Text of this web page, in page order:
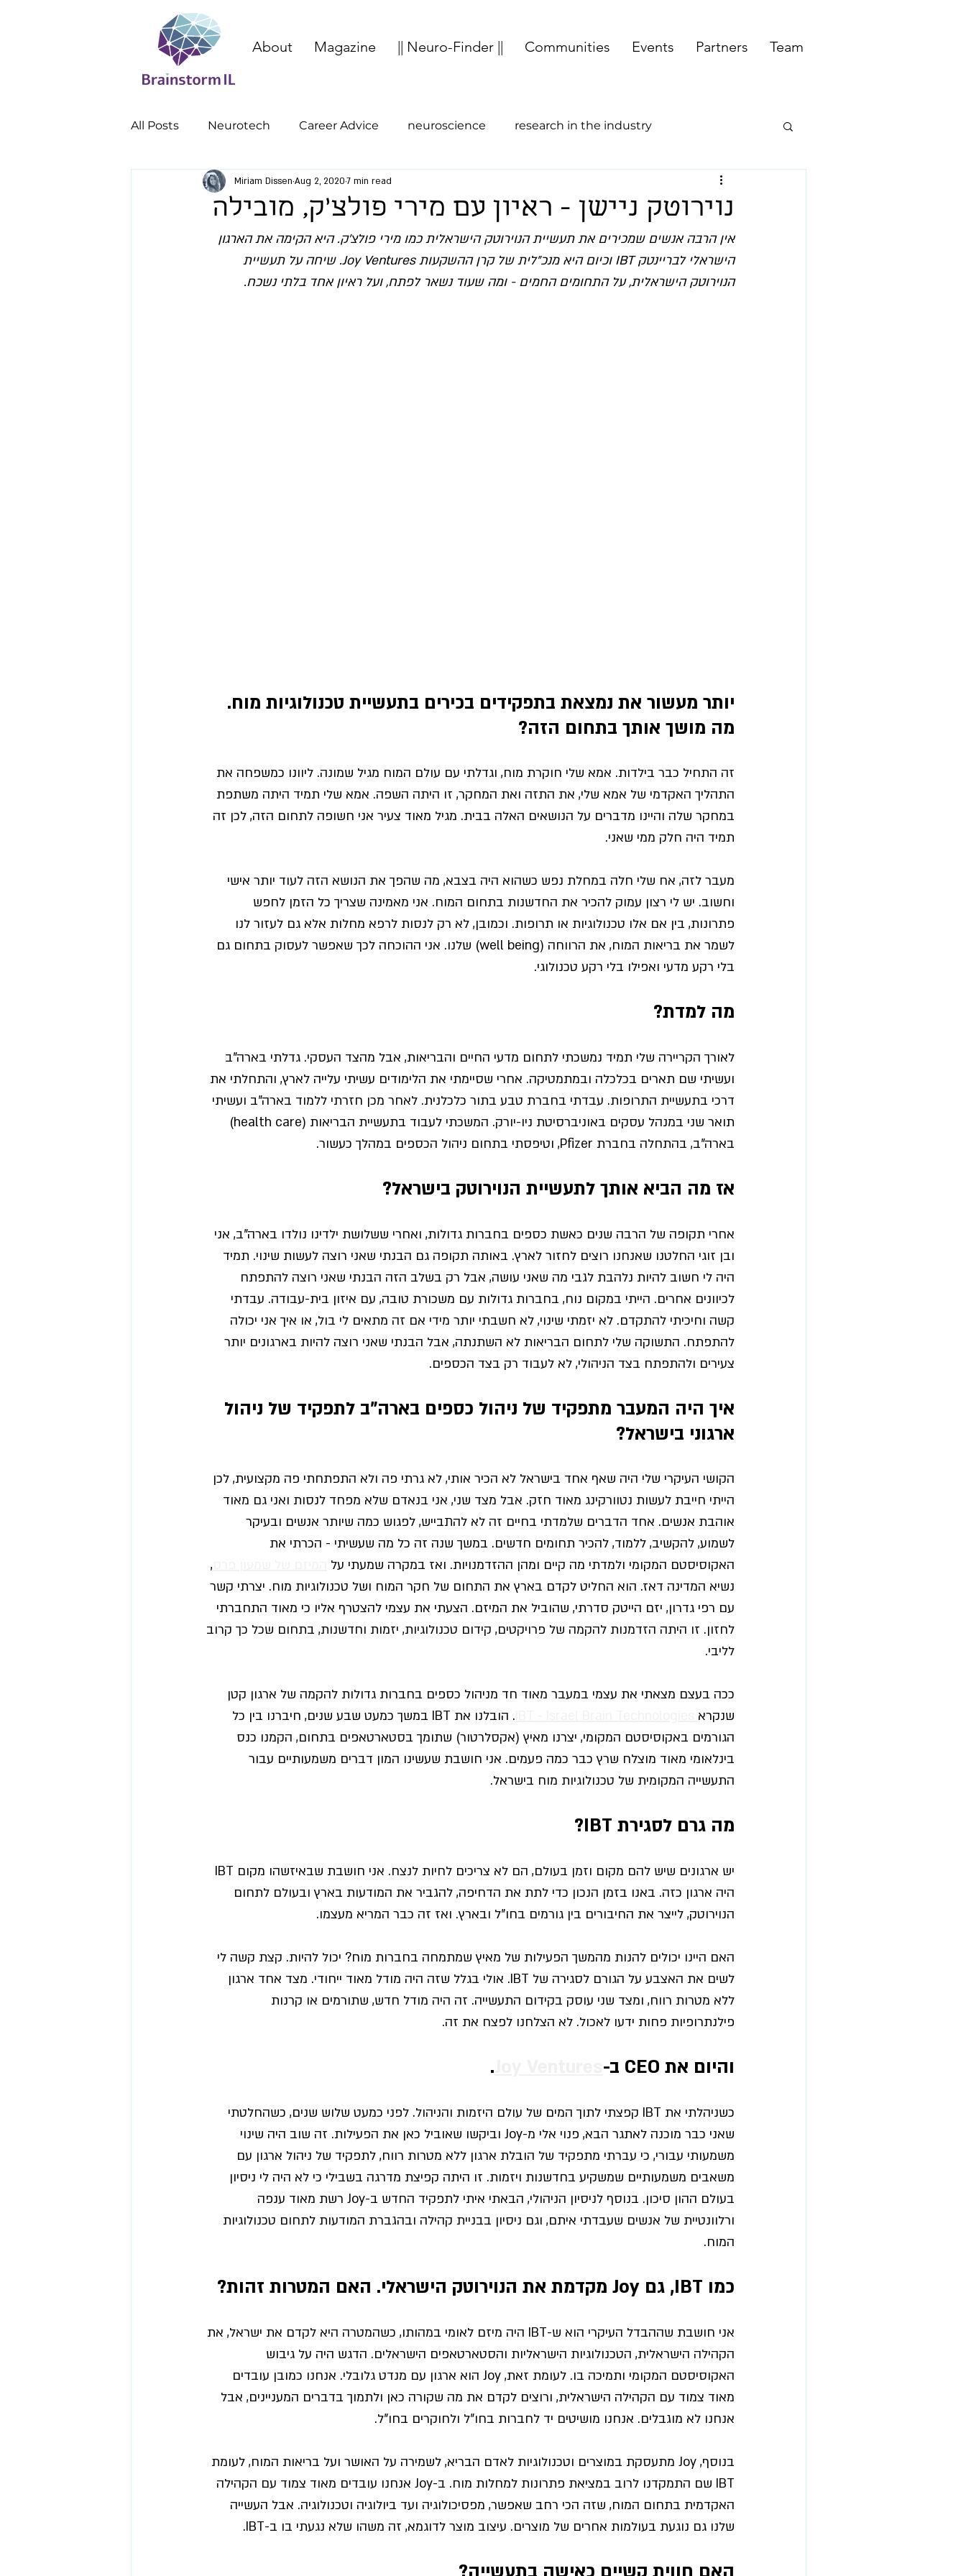
About Magazine || Neuro-Finder || Communities Events Partners Team
All Posts Neurotech Career Advice neuroscience research in the industry
cognitive enhancement study abroad
נוירוטק ניישן - ראיון עם מירי פולצ'ק, מובילה
Miriam Dissen Aug 2, 20207 min read
אין הרבה אנשים שמכירים את תעשיית הנוירוטק הישראלית כמו מירי פולצ'ק. היא הקימה את הארגון
הישראלי לבריינטק IBT וכיום היא מנכ"לית של קרן ההשקעות Joy Ventures. שיחה על תעשיית
הנוירוטק הישראלית, על התחומים החמים - ומה שעוד נשאר לפתח, ועל ראיון אחד בלתי נשכח.
יותר מעשור את נמצאת בתפקידים בכירים בתעשיית טכנולוגיות מוח.
מה מושך אותך בתחום הזה?
זה התחיל כבר בילדות. אמא שלי חוקרת מוח, וגדלתי עם עולם המוח מגיל שמונה. ליוונו כמשפחה את
התהליך האקדמי של אמא שלי, את התזה ואת המחקר, זו היתה השפה. אמא שלי תמיד היתה משתפת
במחקר שלה והיינו מדברים על הנושאים האלה בבית. מגיל מאוד צעיר אני חשופה לתחום הזה, לכן זה
תמיד היה חלק ממי שאני.
מעבר לזה, אח שלי חלה במחלת נפש כשהוא היה בצבא, מה שהפך את הנושא הזה לעוד יותר אישי
וחשוב. יש לי רצון עמוק להכיר את החדשנות בתחום המוח. אני מאמינה שצריך כל הזמן לחפש
פתרונות, בין אם אלו טכנולוגיות או תרופות. וכמובן, לא רק לנסות לרפא מחלות אלא גם לעזור לנו
לשמר את בריאות המוח, את הרווחה (well being) שלנו.
אני ההוכחה לכך שאפשר לעסוק בתחום גם
בלי רקע מדעי ואפילו בלי רקע טכנולוגי.
מה למדת?
לאורך הקריירה שלי תמיד נמשכתי לתחום מדעי החיים והבריאות, אבל מהצד העסקי. גדלתי בארה"ב
ועשיתי שם תארים בכלכלה ובמתמטיקה. אחרי שסיימתי את הלימודים עשיתי עלייה לארץ, והתחלתי את
דרכי בתעשיית התרופות. עבדתי בחברת טבע בתור כלכלנית. לאחר מכן חזרתי ללמוד בארה"ב ועשיתי
תואר שני במנהל עסקים באוניברסיטת ניו-יורק. המשכתי לעבוד בתעשיית הבריאות (health care)
בארה"ב, בהתחלה בחברת Pfizer, וטיפסתי בתחום ניהול הכספים במהלך כעשור.
אז מה הביא אותך לתעשיית הנוירוטק בישראל?
אחרי תקופה של הרבה שנים כאשת כספים בחברות גדולות, ואחרי ששלושת ילדינו נולדו בארה"ב, אני
ובן זוגי החלטנו שאנחנו רוצים לחזור לארץ. באותה תקופה גם הבנתי שאני רוצה לעשות שינוי. תמיד
היה לי חשוב להיות נלהבת לגבי מה שאני עושה, אבל רק בשלב הזה הבנתי שאני רוצה להתפתח
לכיוונים אחרים. הייתי במקום נוח, בחברות גדולות עם משכורת טובה, עם איזון בית-עבודה. עבדתי
קשה וחיכיתי להתקדם. לא יזמתי שינוי, לא חשבתי יותר מידי אם זה מתאים לי בול, או איך אני יכולה
להתפתח. התשוקה שלי לתחום הבריאות לא השתנתה, אבל הבנתי שאני רוצה להיות בארגונים יותר
צעירים ולהתפתח בצד הניהולי, לא לעבוד רק בצד הכספים.
איך היה המעבר מתפקיד של ניהול כספים בארה"ב לתפקיד של ניהול
ארגוני בישראל?
הקושי העיקרי שלי היה שאף אחד בישראל לא הכיר אותי, לא גרתי פה ולא התפתחתי פה מקצועית, לכן
הייתי חייבת לעשות נטוורקינג מאוד חזק. אבל מצד שני, אני בנאדם שלא מפחד לנסות ואני גם מאוד
אוהבת אנשים. אחד הדברים שלמדתי בחיים זה לא להתבייש, לפגוש כמה שיותר אנשים ובעיקר
לשמוע, להקשיב, ללמוד, להכיר תחומים חדשים. במשך שנה זה כל מה שעשיתי - הכרתי את
האקוסיסטם המקומי ולמדתי מה קיים ומהן ההזדמנויות. ואז במקרה שמעתי על
,
נשיא המדינה דאז. הוא החליט לקדם בארץ את התחום של חקר המוח ושל טכנולוגיות מוח. יצרתי קשר
עם רפי גדרון, יזם הייטק סדרתי, שהוביל את המיזם. הצעתי את עצמי להצטרף אליו כי מאוד התחברתי
לחזון. זו היתה הזדמנות להקמה של פרויקטים, קידום טכנולוגיות, יזמות וחדשנות, בתחום שכל כך קרוב
לליבי.
ככה בעצם מצאתי את עצמי במעבר מאוד חד מניהול כספים בחברות גדולות להקמה של ארגון קטן
שנקרא
. הובלנו את IBT במשך כמעט שבע שנים, חיברנו בין כל
הגורמים באקוסיסטם המקומי, יצרנו מאיץ (אקסלרטור) שתומך בסטארטאפים בתחום, הקמנו כנס
בינלאומי מאוד מוצלח שרץ כבר כמה פעמים. אני חושבת שעשינו המון דברים משמעותיים עבור
התעשייה המקומית של טכנולוגיות מוח בישראל.
מה גרם לסגירת IBT?
היה ארגון כזה. באנו בזמן הנכון כדי לתת את הדחיפה, להגביר את המודעות בארץ ובעולם לתחום
הנוירוטק, לייצר את החיבורים בין גורמים בחו"ל ובארץ. ואז זה כבר המריא מעצמו.
האם היינו יכולים להנות מהמשך הפעילות של מאיץ שמתמחה בחברות מוח? יכול להיות. קצת קשה לי
לשים את האצבע על הגורם לסגירה של IBT. אולי בגלל שזה היה מודל מאוד ייחודי. מצד אחד ארגון
ללא מטרות רווח, ומצד שני עוסק בקידום התעשייה. זה היה מודל חדש, שתורמים או קרנות
פילנתרופיות פחות ידעו לאכול. לא הצלחנו לפצח את זה.
והיום את CEO ב- .
כשניהלתי את IBT קפצתי לתוך המים של עולם היזמות והניהול. לפני כמעט שלוש שנים, כשהחלטתי
שאני כבר מוכנה לאתגר הבא, פנוי אלי מ-Joy וביקשו שאוביל כאן את הפעילות. זה שוב היה שינוי
משמעותי עבורי, כי עברתי מתפקיד של הובלת ארגון ללא מטרות רווח, לתפקיד של ניהול ארגון עם
משאבים משמעותיים שמשקיע בחדשנות ויזמות. זו היתה קפיצת מדרגה בשבילי כי לא היה לי ניסיון
בעולם ההון סיכון. בנוסף לניסיון הניהולי, הבאתי איתי לתפקיד החדש ב-Joy רשת מאוד ענפה
ורלוונטיית של אנשים שעבדתי איתם, וגם ניסיון בבניית קהילה ובהגברת המודעות לתחום טכנולוגיות
המוח.
כמו IBT, גם Joy מקדמת את הנוירוטק הישראלי. האם המטרות זהות?
אני חושבת שההבדל העיקרי הוא ש-IBT היה מיזם לאומי במהותו, כשהמטרה היא לקדם את ישראל, את
הקהילה הישראלית, הטכנולוגיות הישראליות והסטארטאפים הישראלים. הדגש היה על גיבוש
האקוסיסטם המקומי ותמיכה בו. לעומת זאת, Joy הוא ארגון עם מנדט גלובלי. אנחנו כמובן עובדים
מאוד צמוד עם הקהילה הישראלית, ורוצים לקדם את מה שקורה כאן ולתמוך בדברים המעניינים, אבל
אנחנו לא מוגבלים. אנחנו מושיטים יד לחברות בחו"ל ולחוקרים בחו"ל.
בנוסף,
לעומת
IBT שם התמקדנו לרוב במציאת פתרונות למחלות מוח. ב-Joy אנחנו עובדים מאוד צמוד עם הקהילה
האקדמית בתחום המוח, שזה הכי רחב שאפשר, מפסיכולוגיה ועד ביולוגיה וטכנולוגיה. אבל העשייה
שלנו גם נוגעת בעולמות אחרים של מוצרים. עיצוב מוצר לדוגמא, זה משהו שלא נגעתי בו ב-IBT.